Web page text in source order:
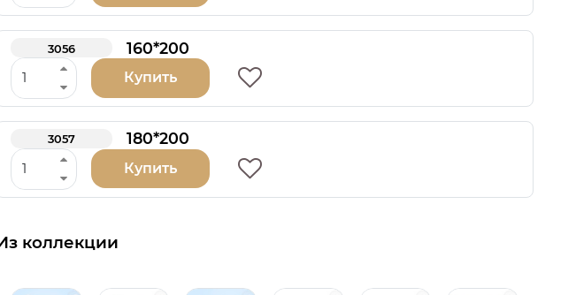
3056 160*200
Купить
3057 180*200
Купить
коллекции